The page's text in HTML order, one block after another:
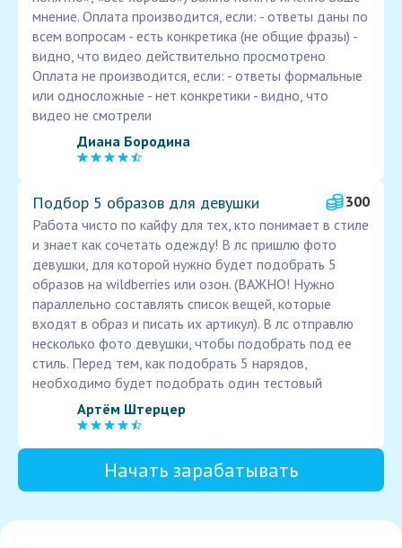
мнение. Оплата производится, если: - ответы даны по
всем вопросам - есть конкретика (не общие фразы) -
видно, что видео действительно просмотрено
Оплата не производится, если: - ответы формальные
или односложные - нет конкретики - видно, что
видео не смотрели
Диана Бородина
Подбор 5 образов для девушки
300
Работа чисто по кайфу для тех, кто понимает в стиле
и знает как сочетать одежду! В лс пришлю фото
девушки, для которой нужно будет подобрать 5
образов на wildberries или озон. (ВАЖНО! Нужно
параллельно составлять список вещей, которые
входят в образ и писать их артикул). В лс отправлю
несколько фото девушки, чтобы подобрать под ее
стиль. Перед тем, как подобрать 5 нарядов,
необходимо будет подобрать один тестовый
Артём Штерцер
Начать зарабатывать